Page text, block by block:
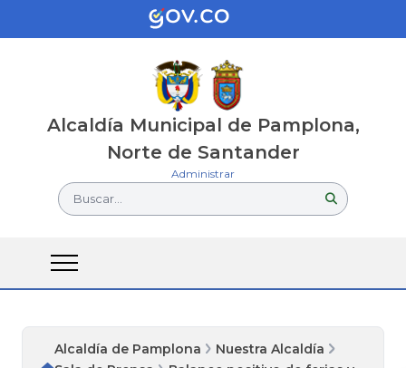
Alcaldía Municipal de Pamplona,
Norte de Santander
Administrar
Buscar...
Alcaldía de Pamplona
Nuestra Alcaldía